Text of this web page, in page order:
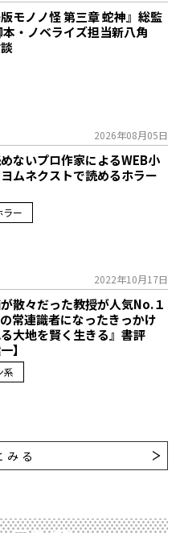
版モノノ怪 第三章 蛇神』総監
・ノベライズ担当新八角
2026年08月05日
めないプロ作家によるWEB小
ヨムネクストで読めるホラー
ラー
2022年10月17日
散々だった教授が人気No.１
常連識者になったきっかけ――
大地を賢く生きる』書評
】
系
みる